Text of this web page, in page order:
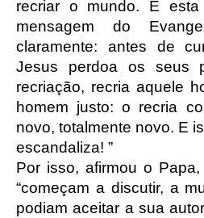
recriar o mundo. E
mensagem do
claramente: antes de
Jesus perdoa os seus
recriação, recria aquele
homem justo: o recria
novo, totalmente novo. E
escandaliza! ”
Por isso, afirmou o
“começam a discutir, a
podiam aceitar a sua